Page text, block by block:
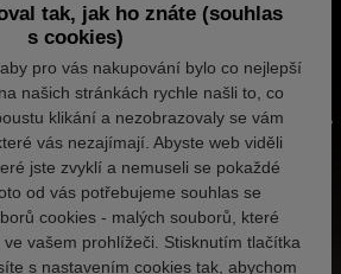
tak, jak ho znáte (souhlas
s cookies)
pro vás nakupování bylo co nejlepší
našich stránkách rychle našli to, co
klikání a nezobrazovaly se vám
vás nezajímají. Abyste web viděli
jste zvyklí a nemuseli se pokaždé
od vás potřebujeme souhlas se
cookies - malých souborů, které
vašem prohlížeči. Stisknutím tlačítka
s nastavením cookies tak, abychom